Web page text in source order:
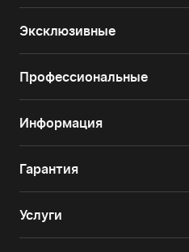
Эксклюзивные
Профессиональные
Информация
Гарантия
Услуги